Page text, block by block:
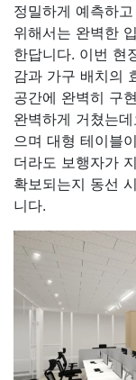
정밀하게 예측하
위해서는 완벽한
한답니다. 이번 현
감과 가구 배치의
공간에 완벽히 구
완벽하게 거쳤는
으며 대형 테이블
더라도 보행자가
확보되는지 동선
니다.